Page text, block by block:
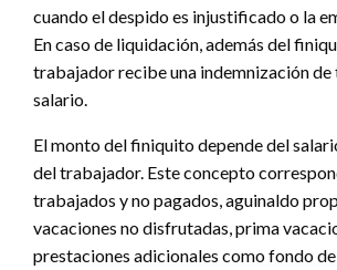
cuando el despido es injustificado o la
En caso de liquidación, además del
trabajador recibe una indemnización de
salario.
El monto del finiquito depende del
del trabajador. Este concepto
trabajados y no pagados, aguinaldo
vacaciones no disfrutadas, prima
prestaciones adicionales como fondo